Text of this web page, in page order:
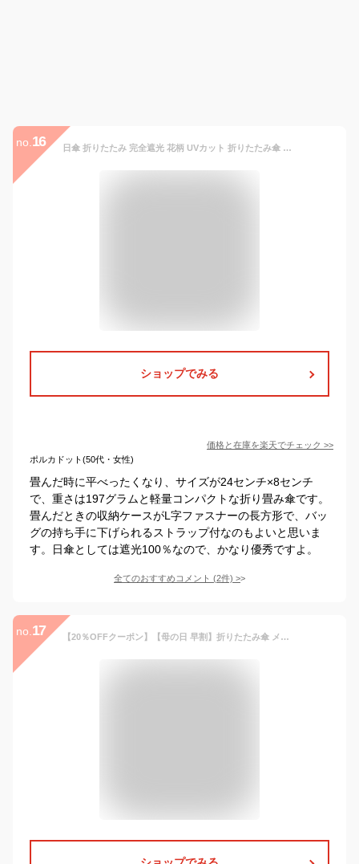
no. 16 日傘 折りたたみ 完全遮光 花柄 UVカット 折りたたみ傘 100％ 遮光 レディース 軽量 軽い 晴雨兼用 コンパクト ポーチ付き プレゼント 母の日 ギフト 母の日プレゼント
ショップでみる
価格と在庫を楽天でチェック >>
ポルカドット(50代・女性)
畳んだ時に平べったくなり、サイズが24センチ×8センチ
で、重さは197グラムと軽量コンパクトな折り畳み傘です。
畳んだときの収納ケースがL字ファスナーの長方形で、バッ
グの持ち手に下げられるストラップ付なのもよいと思いま
す。日傘としては遮光100％なので、かなり優秀ですよ。
全てのおすすめコメント (2件) >
no. 17 【20％OFFクーポン】【母の日 早割】折りたたみ傘 メンズ 雨傘 自動開閉 傘 折り畳み傘 レディース おりたたみ傘 逆さ傘 ワンタッチ プッシュ式 逆折り ジャンプ 超撥水 大きい 軽量 ビジネス 通勤 耐風 丈夫 atta【KIZAWA公式】